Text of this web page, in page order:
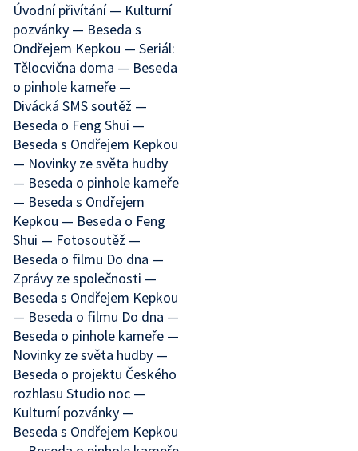
Úvodní přivítání — Kulturní
pozvánky — Beseda s
Ondřejem Kepkou — Seriál:
Tělocvična doma — Beseda
o pinhole kameře —
Divácká SMS soutěž —
Beseda o Feng Shui —
Beseda s Ondřejem Kepkou
— Novinky ze světa hudby
— Beseda o pinhole kameře
— Beseda s Ondřejem
Kepkou — Beseda o Feng
Shui — Fotosoutěž —
Beseda o filmu Do dna —
Zprávy ze společnosti —
Beseda s Ondřejem Kepkou
— Beseda o filmu Do dna —
Beseda o pinhole kameře —
Novinky ze světa hudby —
Beseda o projektu Českého
rozhlasu Studio noc —
Kulturní pozvánky —
Beseda s Ondřejem Kepkou